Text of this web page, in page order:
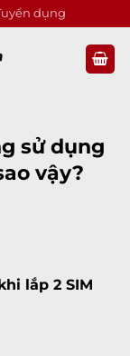
dụng
sử dụng
vậy?
lắp 2 SIM